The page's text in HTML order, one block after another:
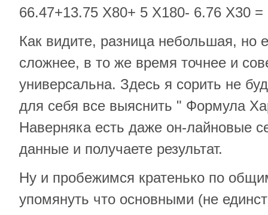
66.47+13.75 Х80+ 5 Х180- 6.76 Х30 =
Как видите, разница небольшая, но
сложнее, в то же время точнее и
универсальна. Здесь я сорить не
для себя все выяснить " Формула
Наверняка есть даже он-лайновые
данные и получаете результат.
Ну и пробежимся кратенько по
упомянуть что основными (не